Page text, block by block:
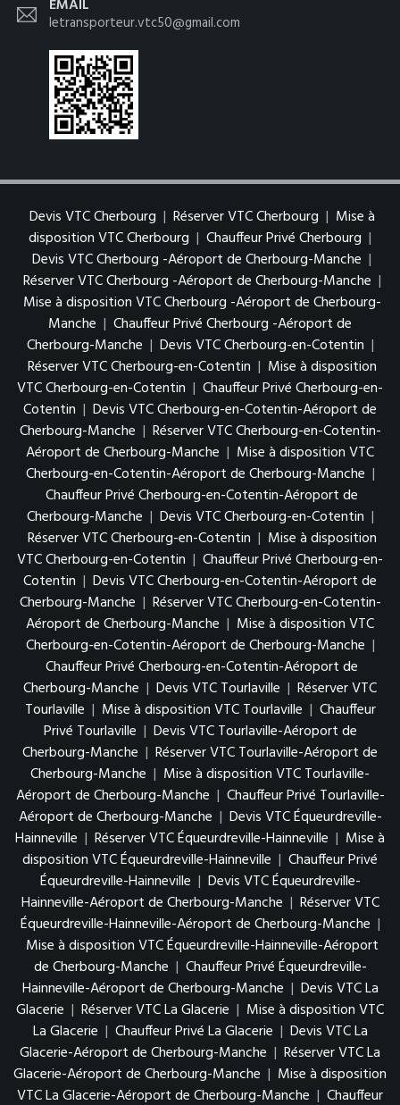
EMAIL
letransporteur.vtc50@gmail.com
Devis VTC Cherbourg | Réserver VTC Cherbourg | Mise à
disposition VTC Cherbourg | Chauffeur Privé Cherbourg |
Devis VTC Cherbourg -Aéroport de Cherbourg-Manche |
Réserver VTC Cherbourg -Aéroport de Cherbourg-Manche |
Mise à disposition VTC Cherbourg -Aéroport de Cherbourg-
Manche | Chauffeur Privé Cherbourg -Aéroport de
Cherbourg-Manche | Devis VTC Cherbourg-en-Cotentin |
Réserver VTC Cherbourg-en-Cotentin | Mise à disposition
VTC Cherbourg-en-Cotentin | Chauffeur Privé Cherbourg-en-
Cotentin | Devis VTC Cherbourg-en-Cotentin-Aéroport de
Cherbourg-Manche | Réserver VTC Cherbourg-en-Cotentin-
Aéroport de Cherbourg-Manche | Mise à disposition VTC
Cherbourg-en-Cotentin-Aéroport de Cherbourg-Manche |
Chauffeur Privé Cherbourg-en-Cotentin-Aéroport de
Cherbourg-Manche | Devis VTC Cherbourg-en-Cotentin |
Réserver VTC Cherbourg-en-Cotentin | Mise à disposition
VTC Cherbourg-en-Cotentin | Chauffeur Privé Cherbourg-en-
Cotentin | Devis VTC Cherbourg-en-Cotentin-Aéroport de
Cherbourg-Manche | Réserver VTC Cherbourg-en-Cotentin-
Aéroport de Cherbourg-Manche | Mise à disposition VTC
Cherbourg-en-Cotentin-Aéroport de Cherbourg-Manche |
Chauffeur Privé Cherbourg-en-Cotentin-Aéroport de
Cherbourg-Manche | Devis VTC Tourlaville | Réserver VTC
Tourlaville | Mise à disposition VTC Tourlaville | Chauffeur
Privé Tourlaville | Devis VTC Tourlaville-Aéroport de
Cherbourg-Manche | Réserver VTC Tourlaville-Aéroport de
Cherbourg-Manche | Mise à disposition VTC Tourlaville-
Aéroport de Cherbourg-Manche | Chauffeur Privé Tourlaville-
Aéroport de Cherbourg-Manche | Devis VTC Équeurdreville-
Hainneville | Réserver VTC Équeurdreville-Hainneville | Mise à
disposition VTC Équeurdreville-Hainneville | Chauffeur Privé
Équeurdreville-Hainneville | Devis VTC Équeurdreville-
Hainneville-Aéroport de Cherbourg-Manche | Réserver VTC
Équeurdreville-Hainneville-Aéroport de Cherbourg-Manche |
Mise à disposition VTC Équeurdreville-Hainneville-Aéroport
de Cherbourg-Manche | Chauffeur Privé Équeurdreville-
Hainneville-Aéroport de Cherbourg-Manche | Devis VTC La
Glacerie | Réserver VTC La Glacerie | Mise à disposition VTC
La Glacerie | Chauffeur Privé La Glacerie | Devis VTC La
Glacerie-Aéroport de Cherbourg-Manche | Réserver VTC La
Glacerie-Aéroport de Cherbourg-Manche | Mise à disposition
VTC La Glacerie-Aéroport de Cherbourg-Manche | Chauffeur